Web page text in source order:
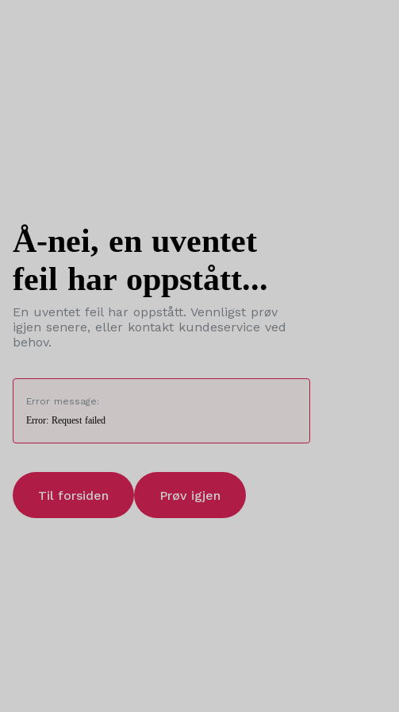
Å-nei, en uventet
feil har oppstått...
En uventet feil har oppstått. Vennligst prøv
igjen senere, eller kontakt kundeservice ved
behov.
Error message:
Error: Request failed
Til forsiden Prøv igjen